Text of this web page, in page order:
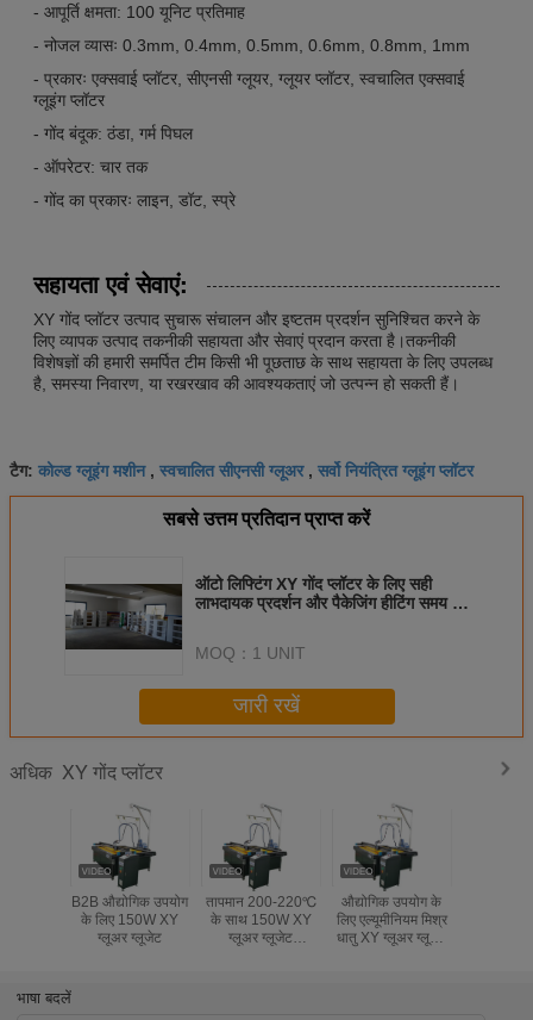
- आपूर्ति क्षमता: 100 यूनिट प्रतिमाह
- नोजल व्यासः 0.3mm, 0.4mm, 0.5mm, 0.6mm, 0.8mm, 1mm
- प्रकारः एक्सवाई प्लॉटर, सीएनसी ग्लूयर, ग्लूयर प्लॉटर, स्वचालित एक्सवाई
ग्लूइंग प्लॉटर
- गोंद बंदूक: ठंडा, गर्म पिघल
- ऑपरेटर: चार तक
- गोंद का प्रकारः लाइन, डॉट, स्प्रे
सहायता एवं सेवाएं:
XY गोंद प्लॉटर उत्पाद सुचारू संचालन और इष्टतम प्रदर्शन सुनिश्चित करने के
लिए व्यापक उत्पाद तकनीकी सहायता और सेवाएं प्रदान करता है।तकनीकी
विशेषज्ञों की हमारी समर्पित टीम किसी भी पूछताछ के साथ सहायता के लिए उपलब्ध
है, समस्या निवारण, या रखरखाव की आवश्यकताएं जो उत्पन्न हो सकती हैं।
टैग: कोल्ड ग्लूइंग मशीन, स्वचालित सीएनसी ग्लूअर, सर्वो नियंत्रित ग्लूइंग प्लॉटर
सबसे उत्तम प्रतिदान प्राप्त करें
ऑटो लिफ्टिंग XY गोंद प्लॉटर के लिए सही
लाभदायक प्रदर्शन और पैकेजिंग हीटिंग समय 2-
MOQ： 1 UNIT
जारी रखें
अधिक XY गोंद प्लॉटर
B2B औद्योगिक उपयोग
के लिए 150W XY
ग्लूअर ग्लूजेट
तापमान 200-220℃
के साथ 150W XY
ग्लूअर ग्लूजेट
औद्योगिक उपयोग के
लिए एल्यूमीनियम मिश्र
धातु XY ग्लूअर ग्लूजेट
भाषा बदलें